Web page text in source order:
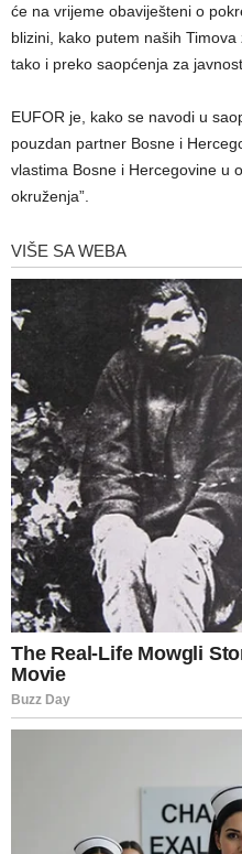
će na vrijeme obaviješteni o
blizini, kako putem naših
tako i preko saopćenja za
EUFOR je, kako se navodi u
pouzdan partner Bosne i
vlastima Bosne i Hercegovine u
okruženja”.